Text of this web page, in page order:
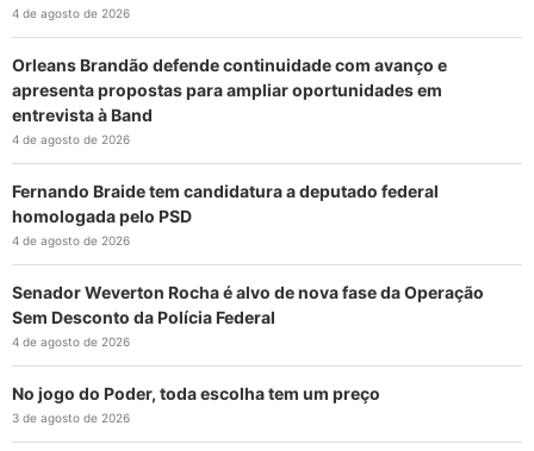
4 de agosto de 2026
Orleans Brandão defende continuidade com avanço e
apresenta propostas para ampliar oportunidades em
entrevista à Band
4 de agosto de 2026
Fernando Braide tem candidatura a deputado federal
homologada pelo PSD
4 de agosto de 2026
Senador Weverton Rocha é alvo de nova fase da Operação
Sem Desconto da Polícia Federal
4 de agosto de 2026
No jogo do Poder, toda escolha tem um preço
3 de agosto de 2026